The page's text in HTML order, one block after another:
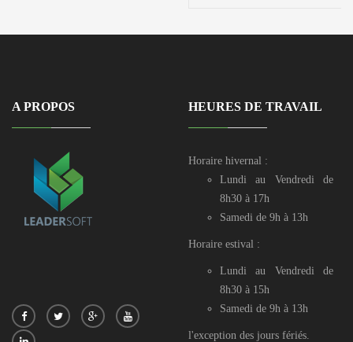
A PROPOS HEURES DE TRAVAIL
Horaire hivernal :
Lundi au Vendredi de
8h30 à 17h
Samedi de 9h à 13h
Horaire estival :
Lundi au Vendredi de
8h30 à 15h
Samedi de 9h à 13h
l'exception des jours fériés.